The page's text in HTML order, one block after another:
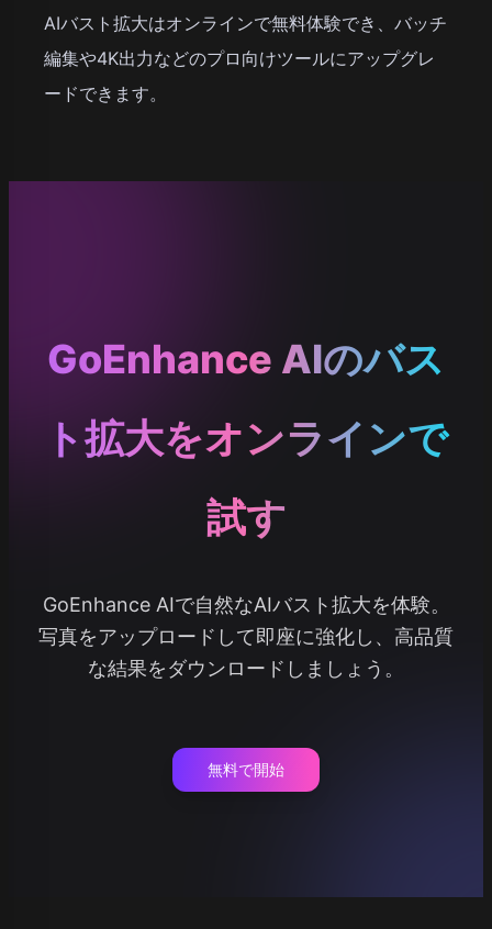
AIバスト拡大はオンラインで無料体験でき、バッチ
編集や4K出力などのプロ向けツールにアップグレ
ードできます。
GoEnhance AIのバス
ト拡大をオンラインで
試す
GoEnhance AIで自然なAIバスト拡大を体験。
写真をアップロードして即座に強化し、高品質
な結果をダウンロードしましょう。
無料で開始